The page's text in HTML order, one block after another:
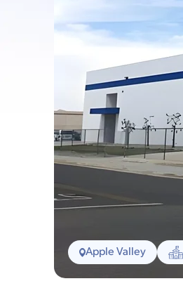
Apple Valley